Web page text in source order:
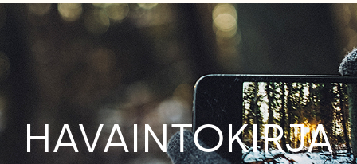
HAVAINTOKIRJA